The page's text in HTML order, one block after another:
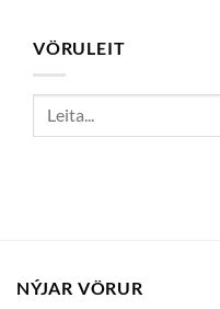
VÖRULEIT
Search
NÝJAR VÖRUR